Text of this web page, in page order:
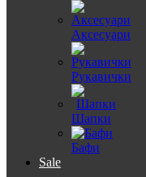
Аксесуари
Рукавички
Шапки
Бафи
Sale